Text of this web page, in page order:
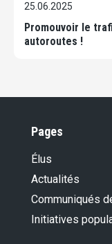
25.06.2025
Promouvoir le
autoroutes !
Pages
Élus
Actualités
Communiqués
Initiatives